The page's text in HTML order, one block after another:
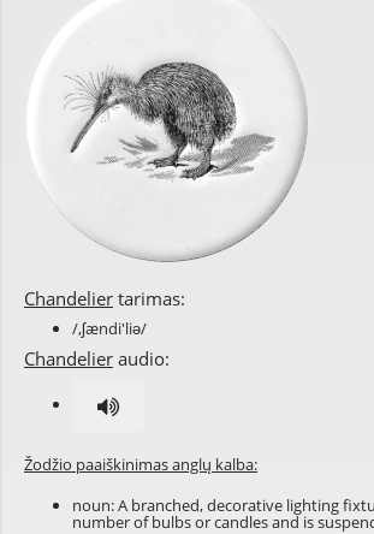
Chandelier tarimas:
/,ʃændi'liə/
Chandelier audio:
Žodžio paaiškinimas anglų kalba:
noun: A branched, decorative lighting
number of bulbs or candles and is